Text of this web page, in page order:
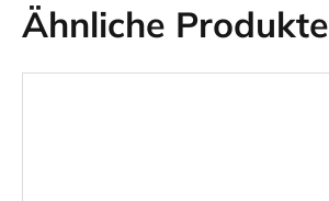
Ähnliche Produkte